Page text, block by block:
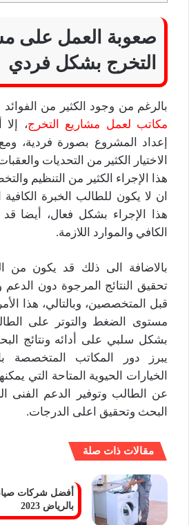
صعوبة العمل على
التخرج بشكل فردي
بالرغم من وجود الكثير من
مكاتب لعمل مشاريع التخرج،
إعداد المشروع بصورة فردية،
الاختيار الكثير من التحديات
هذا الإجراء الكثير من التنظيم
ان لا يكون للطالب الخبرة
هذا الإجراء بشكل فعال، أيضا
الكافي والموارد اللازمة.
بالاضافة الى ذلك قد يكون من
تحقيق النتائج المرجوة دون الدعم
قبل المتخصصين، وبالتالي، هذا
مستوى الضغط والتوتر على
بشكل سلبي على أدائه ونتائج
يبرز دور المكاتب المتخصصة
الخيارات الحيوية المتاحة التي
عن الطالب وتوفير الدعم الفنى
البحث وتحقيق اعلى الدرجات.
مقالات ذات صلة
أفضل شركات
بالرياض 2023